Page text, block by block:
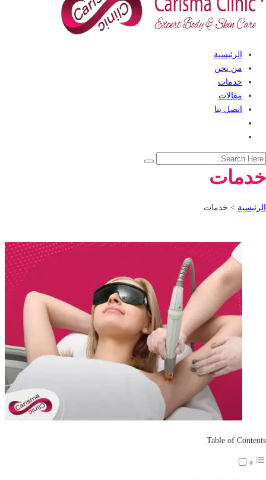
الرئيسية
من نحن
خدمات
مقالات
اتصل بنا
خدمات
الرئيسية > خدمات
Table of Contents